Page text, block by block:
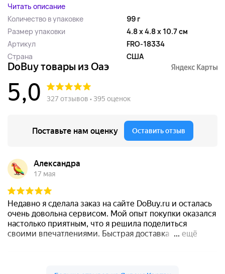
Читать описание
Количество в упаковке
99 г
Размер упаковки
4.8 x 4.8 x 10.7 см
Артикул
FRO-18334
Страна
США